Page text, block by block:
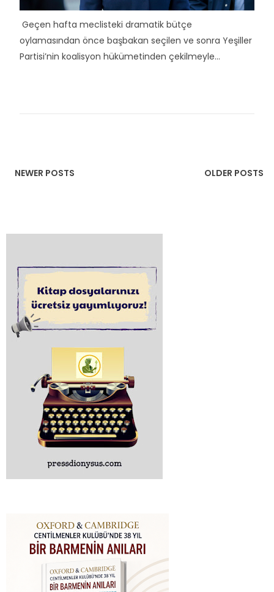
Geçen hafta meclisteki dramatik bütçe
oylamasından önce başbakan seçilen ve sonra Yeşiller
Partisi’nin koalisyon hükümetinden çekilmeyle...
NEWER POSTS OLDER POSTS